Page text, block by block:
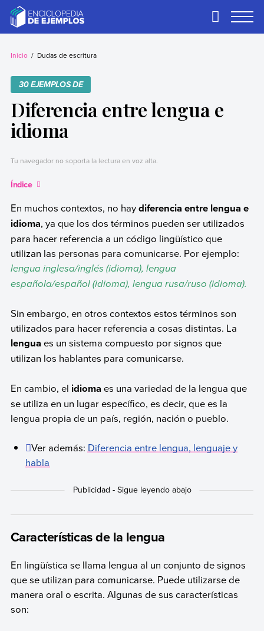
contentEjemplos
Necesitas ejemplos.
Primary
Inicio Dudas de escritura
30 EJEMPLOS DE
Diferencia entre lengua e
idioma
Tu navegador no soporta la lectura en voz alta.
Índice
En muchos contextos, no haydiferencia entre lengua e
idioma, ya que los dos términos pueden ser utilizados
para hacer referencia a un código lingüístico que
utilizan las personas para comunicarse. Por ejemplo:
lengua inglesa/inglés (idioma), lengua
española/español (idioma), lengua rusa/ruso (idioma).
Sin embargo, en otros contextos estos términos son
utilizados para hacer referencia a cosas distintas. La
lengua es un sistema compuesto por signos que
utilizan los hablantes para comunicarse.
En cambio, el idioma es una variedad de la lengua que
se utiliza en un lugar específico, es decir, que es la
lengua propia de un país, región, nación o pueblo.
Ver además:Diferencia entre lengua, lenguaje y
habla
Características de la lengua
En lingüística se llama lengua al un conjunto de signos
que se utilizan para comunicarse. Puede utilizarse de
manera oral o escrita. Algunas de sus características
son: